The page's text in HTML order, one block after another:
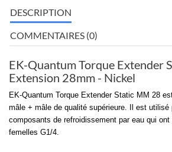
DESCRIPTION
COMMENTAIRES (0)
EK-Quantum Torque Extender
Extension 28mm - Nickel
EK-Quantum Torque Extender Static MM 28
mâle + mâle de qualité supérieure. Il est utilisé
composants de refroidissement par eau qui
femelles G1/4.